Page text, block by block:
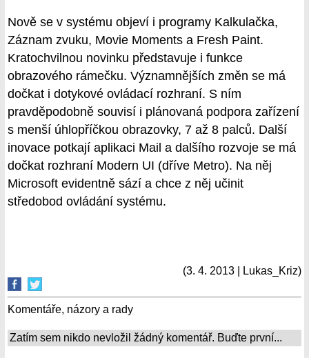
Nově se v systému objeví i programy Kalkulačka,
Záznam zvuku, Movie Moments a Fresh Paint.
Kratochvilnou novinku představuje i funkce
obrazového rámečku. Významnějších změn se má
dočkat i dotykové ovládací rozhraní. S ním
pravděpodobně souvisí i plánovaná podpora zařízení
s menší úhlopříčkou obrazovky, 7 až 8 palců. Další
inovace potkají aplikaci Mail a dalšího rozvoje se má
dočkat rozhraní Modern UI (dříve Metro). Na něj
Microsoft evidentně sází a chce z něj učinit
středobod ovládání systému.
(3. 4. 2013 | Lukas_Kriz)
Komentáře, názory a rady
Zatím sem nikdo nevložil žádný komentář. Buďte první...